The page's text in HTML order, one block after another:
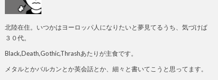
北陸在住。いつかはヨーロッパ人になりたいと夢見てるうち、気づけば
３０代。
Black,Death,Gothic,Thrashあたりが主食です。
メタルとかバルカンとか英会話とか、細々と書いてこうと思ってます。